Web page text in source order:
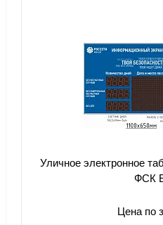
Уличное электронное
ФСК
Цена по